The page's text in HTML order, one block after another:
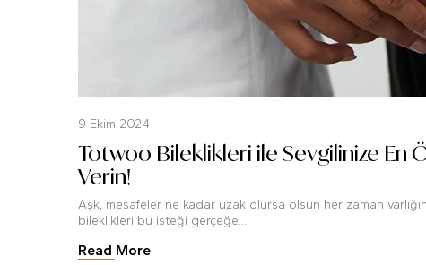
9 Ekim 2024
Totwoo Bileklikleri ile Sevgilinize En
Verin!
Aşk, mesafeler ne kadar uzak olursa olsun her zaman
bileklikleri bu isteği gerçeğe...
Read More